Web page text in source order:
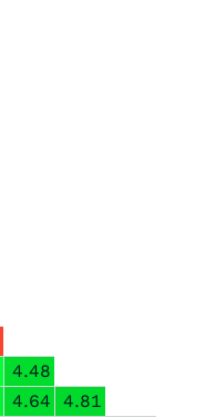
4.48
4.64
4.81